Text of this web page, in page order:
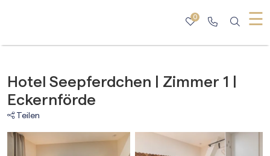
☰
0
Hotel Seepferdchen | Zimmer 1 |
Eckernförde
Teilen